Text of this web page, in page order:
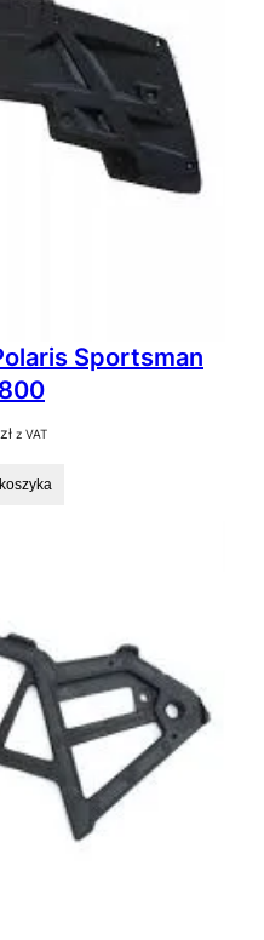
Sportsman
zł z VAT